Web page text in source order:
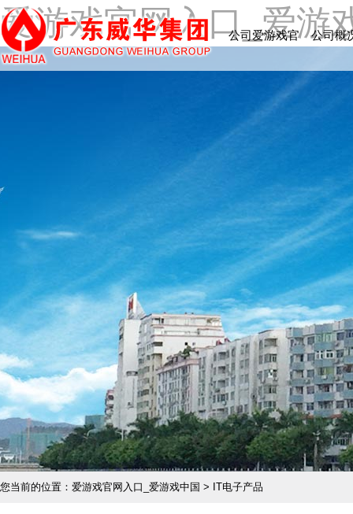
爱游戏官网入口_爱游
公司爱游戏官
网入口_爱游
公司概
您当前的位置：爱游戏官网入口_爱游戏中国 > IT电子产品